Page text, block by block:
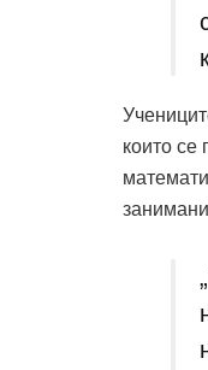
които се